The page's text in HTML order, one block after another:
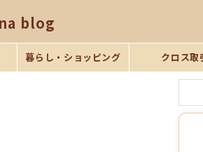
blog
暮らし・ショッピング クロス取